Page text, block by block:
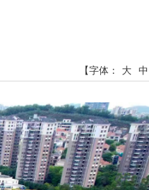
【字体： 大 中